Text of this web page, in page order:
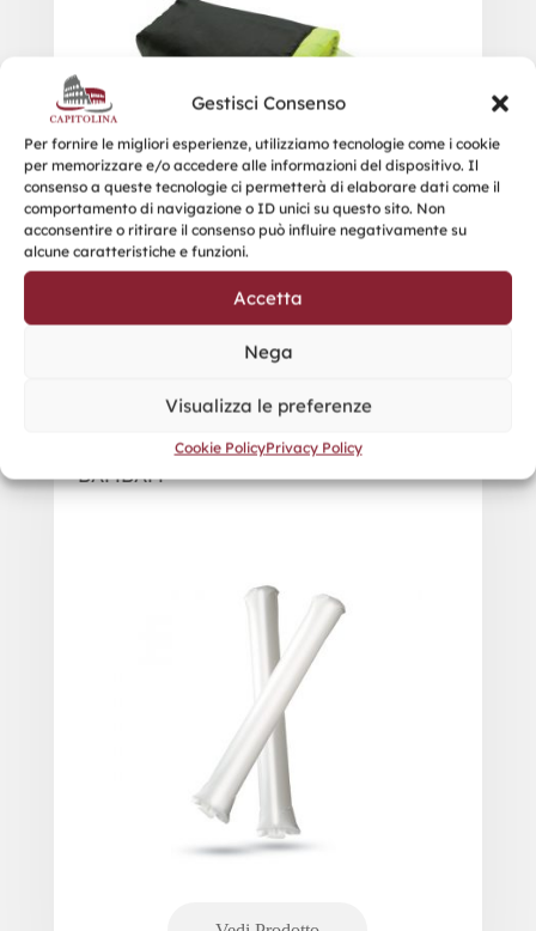
Gestisci Consenso
Per fornire le migliori esperienze, utilizziamo tecnologie come i cookie
per memorizzare e/o accedere alle informazioni del dispositivo. Il
consenso a queste tecnologie ci permetterà di elaborare dati come il
comportamento di navigazione o ID unici su questo sito. Non
acconsentire o ritirare il consenso può influire negativamente su
alcune caratteristiche e funzioni.
Accetta
Nega
Visualizza le preferenze
Cookie PolicyPrivacy Policy
BAMBAM